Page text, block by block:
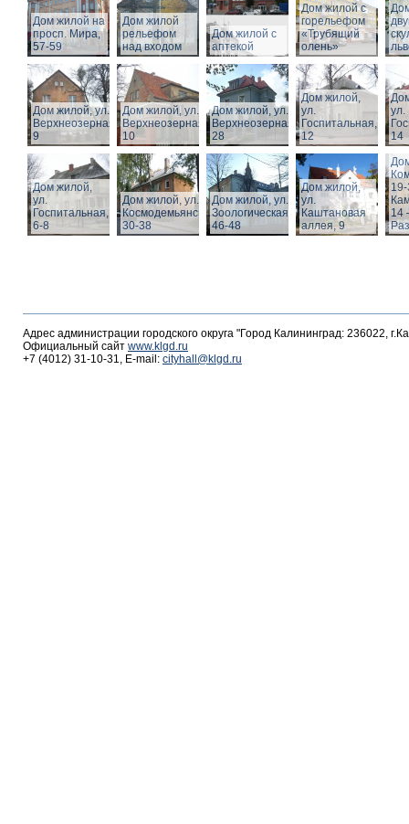
Дом жилой на
просп. Мира,
57-59
Дом жилой
рельефом
над входом
Дом жилой с
аптекой
Дом жилой с
горельефом
«Трубящий
олень»
Дом жилой, ул.
Верхнеозерная,
9
Дом жилой, ул.
Верхнеозерная,
10
Дом жилой, ул.
Верхнеозерная,
28
Дом жилой,
ул.
Госпитальная,
12
ул.
14
Дом жилой,
ул.
Госпитальная,
6-8
Дом жилой, ул. З.
Космодемьянской
30-38
Дом жилой, ул.
Зоологическая,
46-48
Дом жилой,
ул.
Каштановая
аллея, 9
14
Адрес администрации городского округа "Город Калининград: 236022,
Официальный сайт www.klgd.ru
+7 (4012) 31-10-31, E-mail: cityhall@klgd.ru